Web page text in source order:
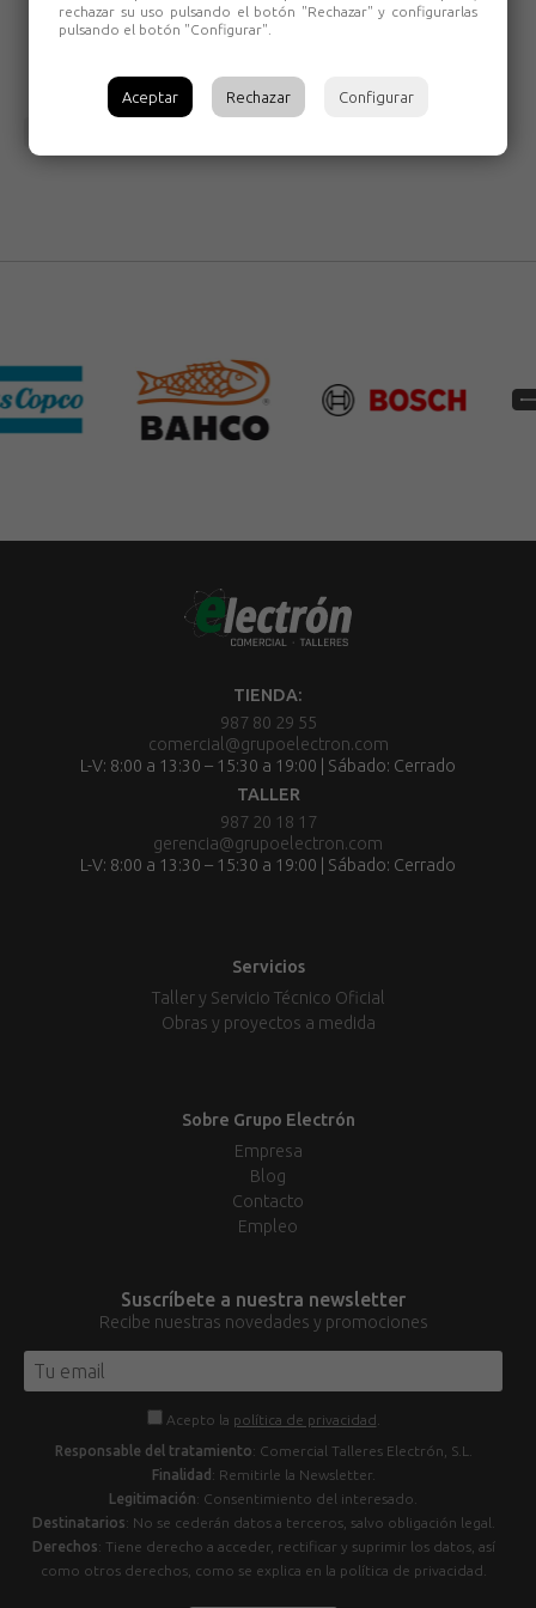
TIENDA:
987 80 29 55
comercial@grupoelectron.com
L-V: 8:00 a 13:30 – 15:30 a 19:00 | Sábado: Cerrado
TALLER
987 20 18 17
gerencia@grupoelectron.com
L-V: 8:00 a 13:30 – 15:30 a 19:00 | Sábado: Cerrado
Servicios
Taller y Servicio Técnico Oficial
Obras y proyectos a medida
Sobre Grupo Electrón
Empresa
Blog
Contacto
Empleo
Suscríbete a nuestra newsletter
Recibe nuestras novedades y promociones
Acepto la política de privacidad
Responsable del tratamiento: Comercial Talleres Electrón, S.L.
Finalidad : Remitirle la Newsletter.
Legitimación: Consentimiento del interesado.
Destinatarios: No se cederán datos a terceros, salvo obligación legal.
Derechos: Tiene derecho a acceder, rectificar y suprimir los datos, así
como otros derechos, como se explica en la política de privacidad.
rechazar su uso pulsando el botón "Rechazar" y configurarlas
pulsando el botón "Configurar".
Aceptar Rechazar Configurar